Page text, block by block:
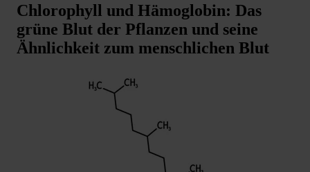
Chlorophyll und Hämoglobin: Das
grüne Blut der Pflanzen und seine
Ähnlichkeit zum menschlichen Blut